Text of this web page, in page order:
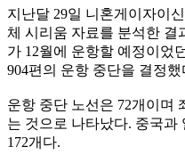
지난달 29일 니혼게이자이
체 시리움 자료를 분석한 결
가 12월에 운항할 예정이었
904편의 운항 중단을 결정했
운항 중단 노선은 72개이며
는 것으로 나타났다. 중국과
172개다.